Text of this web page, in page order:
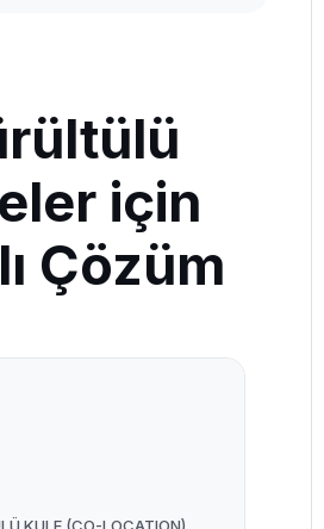
için
Çözüm